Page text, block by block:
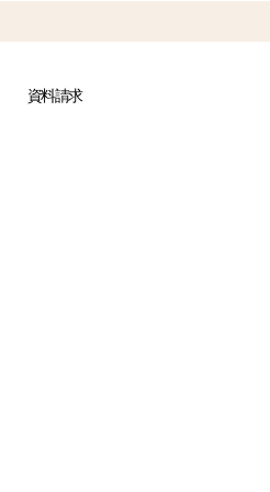
資料請求